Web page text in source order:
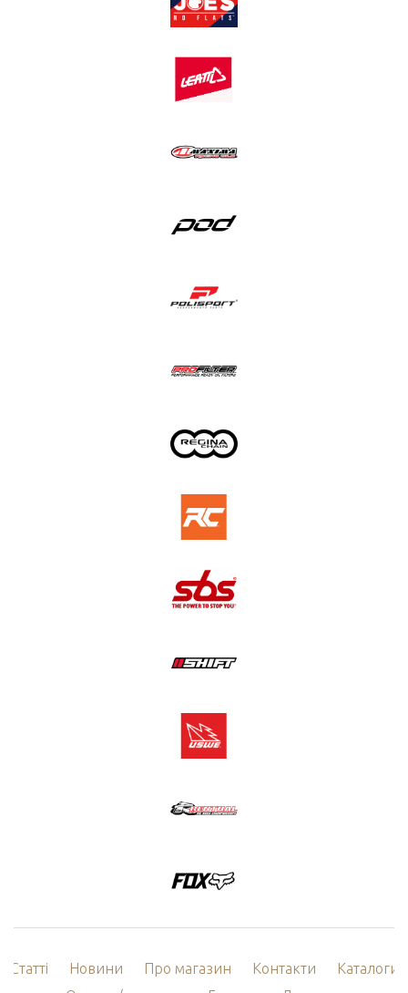
Статті Новини Про магазин Контакти
Каталоги